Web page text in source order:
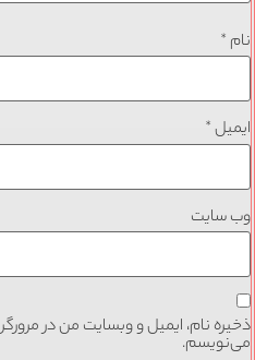
نام *
ایمیل*
وب‌ سایت
ذخیره نام، ایمیل و وبسایت من در
می‌نویسم.